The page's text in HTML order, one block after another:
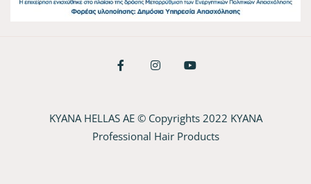
KYANA HELLAS AE © Copyrights 2022 KYANA
Professional Hair Products